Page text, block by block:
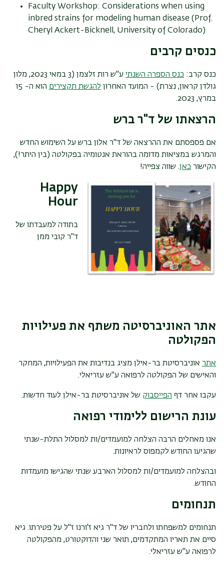
Faculty Workshop: Considerations when using
inbred strains for modeling human disease (Prof.
Cheryl Ackert-Bicknell, University of Colorado)
כנסים קרבים
כנס קרב: כנס הספרה השנתי
ע"ש רות זלצמן (3 במאי 2023, מלון
גולדן קראון, נצרת) - המועד האחרון להגשת תקצירים
הוא ה- 15
במרץ, 2023.
הרצאתו של ד"ר ברש
אם פספסתם את ההרצאה של ד"ר אלון ברש על השימוש החדש
והמרגש במציאות מדומה בהוראת אנטומיה בפקולטה (בין היתר!),
הקישור כאן. שווה צפייה!
Happy
Hour
בתודה למעבדתו של
ד"ר קובי ממן
אתר האוניברסיטה משתף את פעילויות
הפקולטה
אתר אוניברסיטת בר-אילן מציג בנדיבות את הפעילויות, המחקר
והאישים של הפקולטה לרפואה ע"ש עזריאלי.
עקבו אחר דף הפייסבוק של אוניברסיטת בר-אילן לעוד חדשות.
עונת הרישום ללימודי רפואה
אנו מאחלים הרבה הצלחה למועמדים/ות למסלול התלת-שנתי
שהגיעו החודש לקמפוס לראיונות.
ובהצלחה למועמדים/ות למסלול הארבע שנתי שהגישו מועמדות
החודש.
תנחומים
תנחומים למשפחתו ולחבריו של ד"ר גיא ז'ורנו ז"ל על פטירתו. גיא
סיים את תאריו המתקדמים, תואר שני והדוקטורט, מהפקולטה
לרפואה ע"ש עזריאלי.